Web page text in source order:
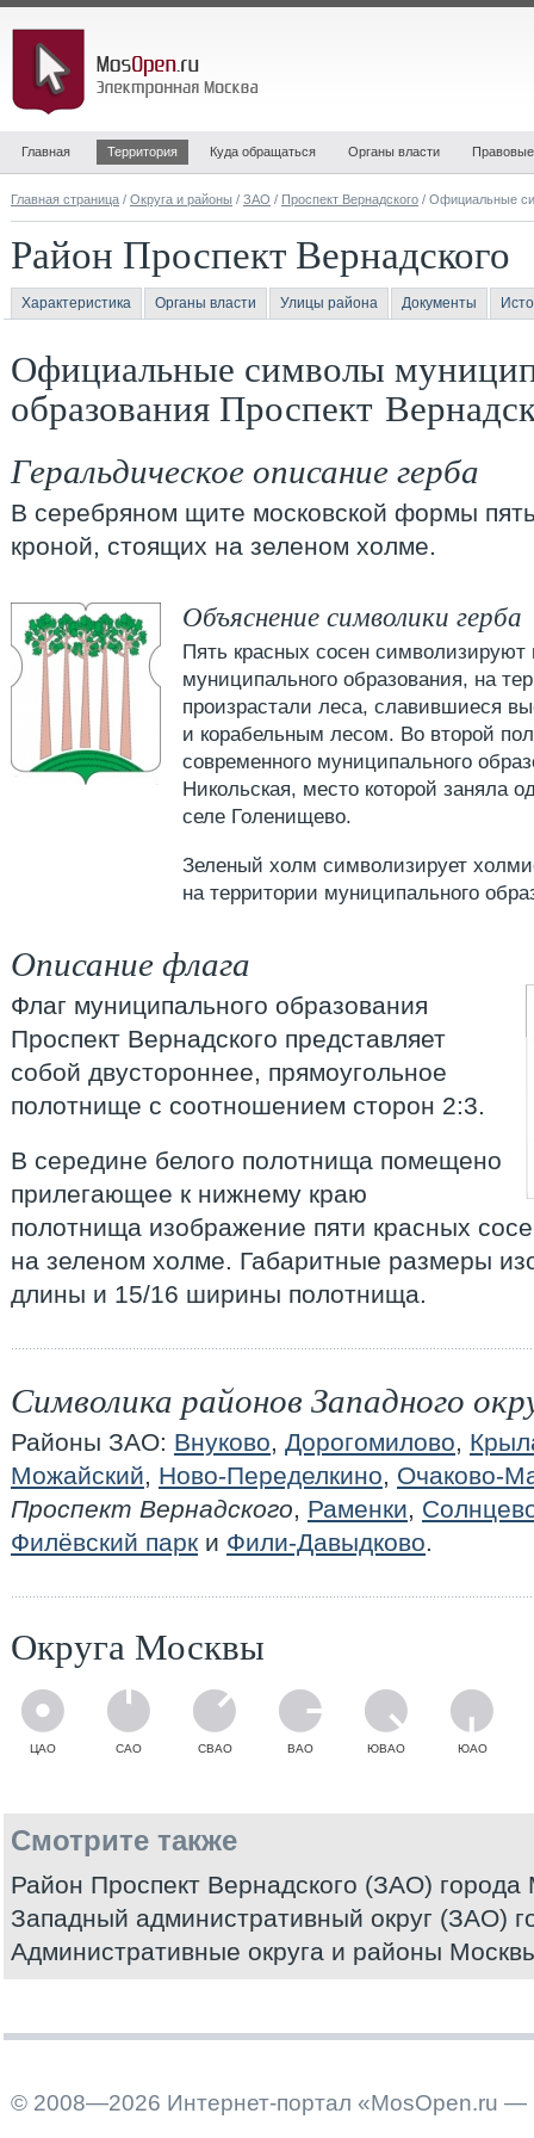
Главная Территория Куда обращаться Органы власти
Главная страница / Округа и районы / ЗАО / Проспект Вернадского / Официальные
Район Проспект Вернадского
Характеристика Органы власти Улицы района Документы
Официальные символы
образования Проспект
Геральдическое описание герба
В серебряном щите московской формы
кроной, стоящих на зеленом холме.
Объяснение символики герба
Пять красных сосен символизируют
муниципального образования, на
произрастали леса, славившиеся
и корабельным лесом. Во второй
современного муниципального
Никольская, место которой заняла
селе Голенищево.
Зеленый холм символизирует
на территории муниципального
Описание флага
Флаг муниципального образования
Проспект Вернадского представляет
собой двустороннее, прямоугольное
полотнище с соотношением сторон 2:3.
В середине белого полотнища помещено
прилегающее к нижнему краю
полотнища изображение пяти красных
на зеленом холме. Габаритные размеры
длины и 15/16 ширины полотнища.
Символика районов Западного
Районы ЗАО: Внуково, Дорогомилово,
Можайский, Ново-Переделкино, Очаково-
Проспект Вернадского, Раменки,
Филёвский парк и Фили-Давыдково.
Округа Москвы
ЦАО САО СВАО ВАО ЮВАО ЮАО
Смотрите также
Район Проспект Вернадского (ЗАО) города
Западный административный округ (ЗАО)
Административные округа и районы
© 2008—2026 Интернет-портал «MosOpen.ru —